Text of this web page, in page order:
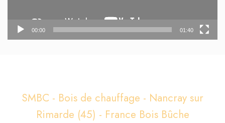
00:00 01:40
SMBC - Bois de chauffage - Nancray sur
Rimarde (45) - France Bois Bûche